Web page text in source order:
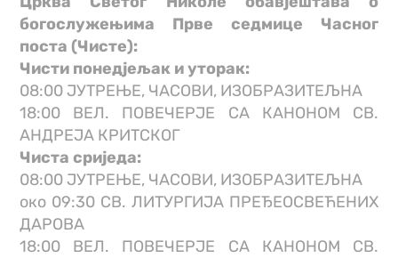
богослужењима Прве седмице Часног
поста (Чисте):
Чисти понедјељак и уторак:
08:00 ЈУТРЕЊЕ, ЧАСОВИ, ИЗОБРАЗИТЕЉНА
18:00 ВЕЛ. ПОВЕЧЕРЈЕ СА КАНОНОМ СВ.
АНДРЕЈА КРИТСКОГ
Чиста сриједа:
08:00 ЈУТРЕЊЕ, ЧАСОВИ, ИЗОБРАЗИТЕЉНА
око 09:30 СВ. ЛИТУРГИЈА ПРЕЂЕОСВЕЋЕНИХ
ДАРОВА
18:00 ВЕЛ. ПОВЕЧЕРЈЕ СА КАНОНОМ СВ.